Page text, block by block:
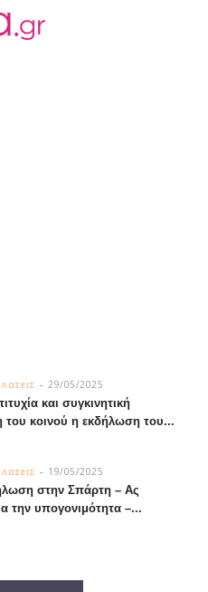
και συγκινητική
του κοινού η εκδήλωση του...
29/05/2025
στην Σπάρτη – Ας
την υπογονιμότητα –...
19/05/2025